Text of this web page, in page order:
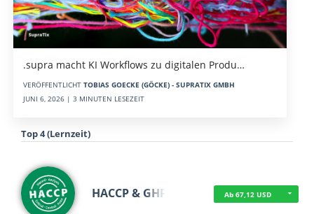
.supra macht KI Workflows zu digitalen Produ…
VERÖFFENTLICHT TOBIAS GOECKE (GÖCKE) - SUPRATIX GMBH
JUNI 6, 2026 | 3 MINUTEN LESEZEIT
Top 4 (Lernzeit)
HACCP & GHP Ab 67,12 USD